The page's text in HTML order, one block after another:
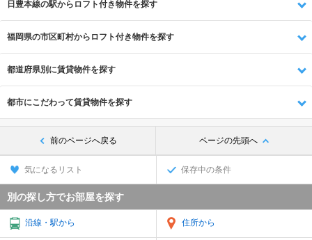
日豊本線の駅からロフト付き物件を探す
福岡県の市区町村からロフト付き物件を探す
都道府県別に賃貸物件を探す
都市にこだわって賃貸物件を探す
前のページへ戻る ページの先頭へ
気になるリスト 保存中の条件
別の探し方でお部屋を探す
沿線・駅から 住所から